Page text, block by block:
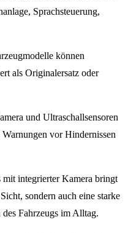
Sprachsteuerung,
können
als Originalersatz oder
und Ultraschallsensoren
vor Hindernissen
integrierter Kamera bringt
sondern auch eine starke
Fahrzeugs im Alltag.